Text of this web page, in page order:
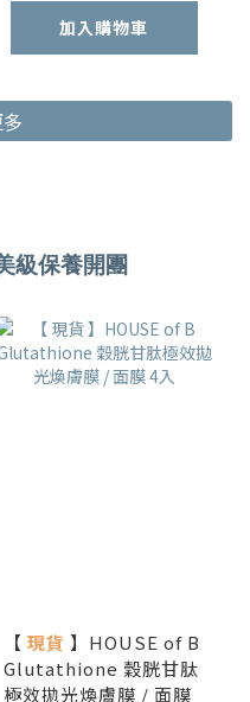
加入購物車
級保養開團
【 現貨 】HOUSE of B
Glutathione 穀胱甘肽
極效拋光煥膚膜 / 面膜